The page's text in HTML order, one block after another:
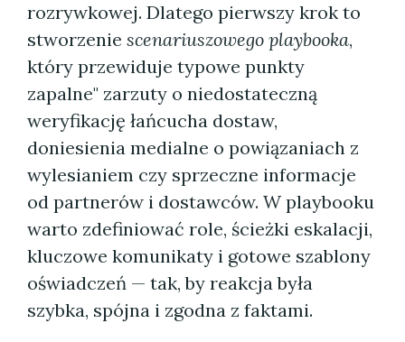
rozrywkowej. Dlatego pierwszy krok to
stworzenie scenariuszowego playbooka,
który przewiduje typowe punkty
zapalne" zarzuty o niedostateczną
weryfikację łańcucha dostaw,
doniesienia medialne o powiązaniach z
wylesianiem czy sprzeczne informacje
od partnerów i dostawców. W playbooku
warto zdefiniować role, ścieżki eskalacji,
kluczowe komunikaty i gotowe szablony
oświadczeń — tak, by reakcja była
szybka, spójna i zgodna z faktami.